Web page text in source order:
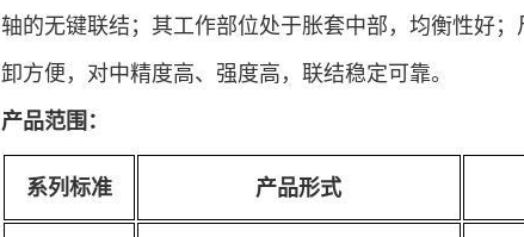
轴的无键联结；其工作部位处于胀套中部，均衡性好
卸方便，对中精度高、强度高，联结稳定可靠。
产品范围：
系列标准 产品形式